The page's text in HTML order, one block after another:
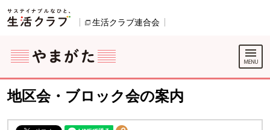
ページの先頭です。
生活クラブ連合会
ここからサイト内共通メニューです。
サイト内共通メニューをスキップする
サイト内共通メニューここまで。
地区会・ブロック会の案内